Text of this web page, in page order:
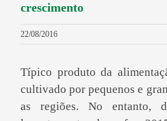
crescimento
22/08/2016
Típico produto da
cultivado por pequenos e
as regiões. No entanto,